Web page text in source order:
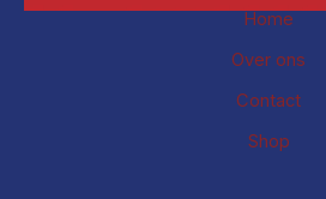
Home
Over ons
Contact
Shop